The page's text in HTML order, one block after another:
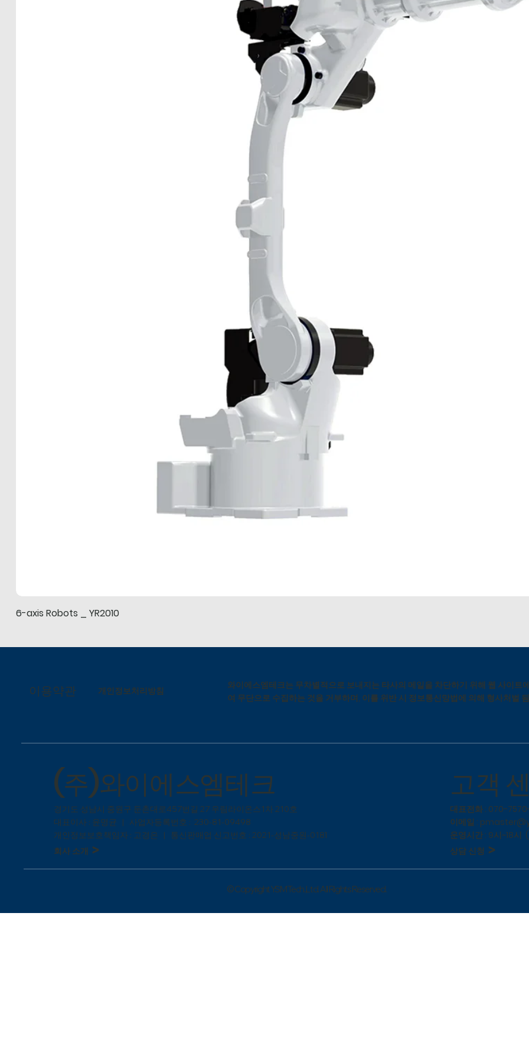
6-axis Robots _ YR2010
이용약관 개인정보처리방침
와이에스엠테크는 무차별적으로 보내지는 타사의 메일을 차단하기 위해 웹 사이
여 무단으로 수집하는 것을 거부하며, 이를 위반 시 정보통신망법에 의해 형사처벌
(주)와이에스엠테크
​경기도 성남시 중원구 둔촌대로457번길 27 우림라이온스1차 210호
대표이사 : 윤명균 | 사업자등록번호 : 230-81-09498
개인정보보호책임자 : 고경은 | 통신판매업 신고번호 : 2021-성남중원-0181
회사 소개 >
고객
대표전화 : 070-
이메일 :
운영시간 : 9시~18시
상담 신청 >
© Copyright YSM Tech.,Ltd. All Rights Reserved.